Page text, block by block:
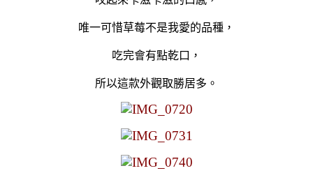
唯一可惜草莓不是我愛的品種，
吃完會有點乾口，
所以這款外觀取勝居多。